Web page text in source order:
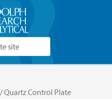
/ Quartz Control Plate